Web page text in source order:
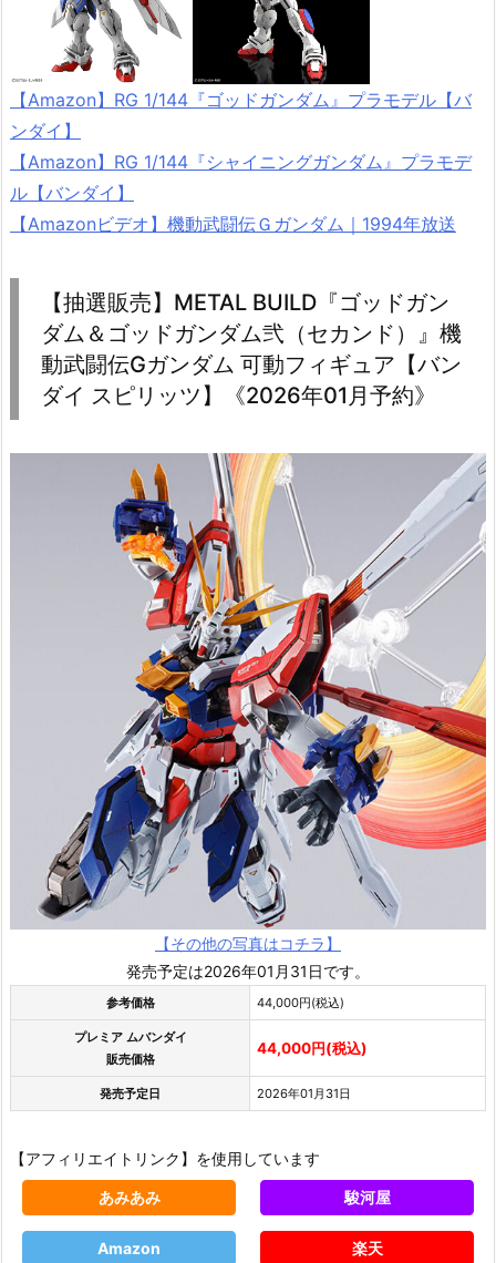
【Amazon】RG 1/144『ゴッドガンダム』プラモデル【バ
ンダイ】
【Amazon】RG 1/144『シャイニングガンダム』プラモデ
ル【バンダイ】
【Amazonビデオ】機動武闘伝Ｇガンダム｜1994年放送
【抽選販売】METAL BUILD『ゴッドガン
ダム＆ゴッドガンダム弐（セカンド）』機
動武闘伝Gガンダム 可動フィギュア【バン
ダイ スピリッツ】《2026年01月予約》
【その他の写真はコチラ】
発売予定は2026年01月31日です。
参考価格 44,000円(税込)
プレミア ムバンダイ
販売価格
44,000円(税込)
発売予定日 2026年01月31日
【アフィリエイトリンク】を使用しています
あみあみ 駿河屋
Amazon 楽天